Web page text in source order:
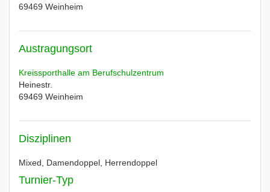
69469 Weinheim
Austragungsort
Kreissporthalle am Berufschulzentrum
Heinestr.
69469 Weinheim
Disziplinen
Mixed, Damendoppel, Herrendoppel
Turnier-Typ